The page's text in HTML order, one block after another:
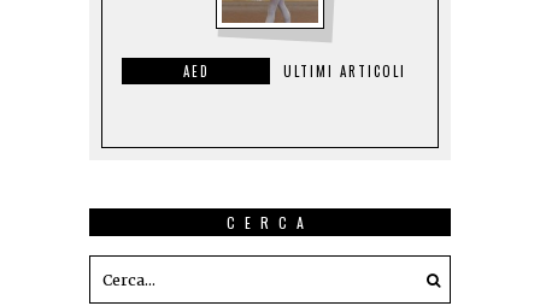
AED ULTIMI ARTICOLI
CERCA